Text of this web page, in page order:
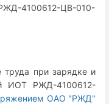
4100612-ЦВ-010-
труда при зарядке и
ИОТ РЖД-4100612-
ОАО "РЖД"